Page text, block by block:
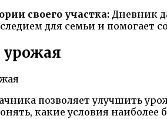
своего участка: Дневник
для семьи и помогает
позволяет улучшить
какие условия